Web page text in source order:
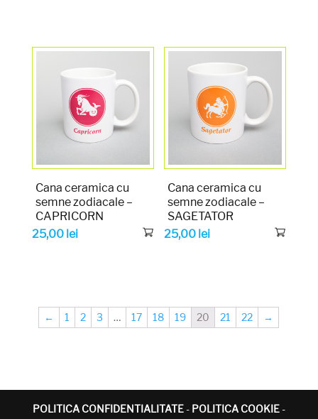
Cana ceramica cu
semne zodiacale –
CAPRICORN
25,00 lei
Cana ceramica cu
semne zodiacale –
SAGETATOR
25,00 lei
← 1 2 3 … 17 18 19 20 21 22 →
POLITICA CONFIDENTIALITATE- POLITICA COOKIE-